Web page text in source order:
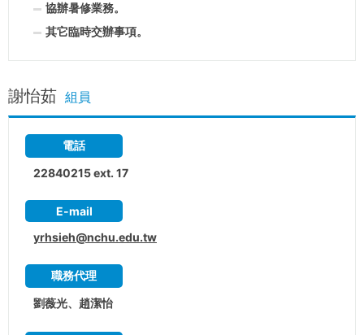
協辦暑修業務。
其它臨時交辦事項。
謝怡茹 組員
電話
22840215 ext. 17
E-mail
yrhsieh@nchu.edu.tw
職務代理
劉薇光、趙潔怡